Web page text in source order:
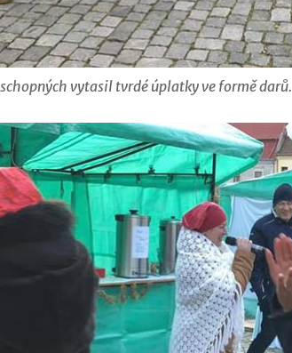
vytasil tvrdé úplatky ve formě darů.